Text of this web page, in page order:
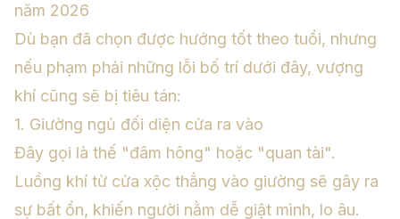
năm 2026
Dù bạn đã chọn được hướng tốt theo tuổi, nhưng
nếu phạm phải những lỗi bố trí dưới đây, vượng
khí cũng sẽ bị tiêu tán:
1. Giường ngủ đối diện cửa ra vào
Đây gọi là thế "đâm hông" hoặc "quan tài".
Luồng khí từ cửa xộc thẳng vào giường sẽ gây ra
sự bất ổn, khiến người nằm dễ giật mình, lo âu.